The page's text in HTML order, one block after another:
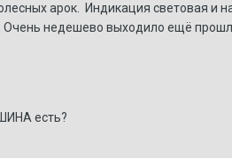
арок. Индикация световая и
Очень недешево выходило ещё
есть?